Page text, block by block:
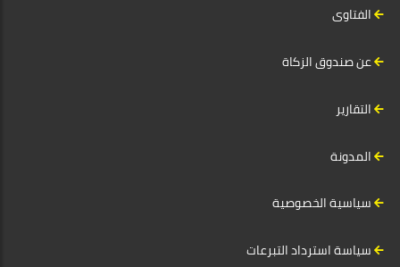
الفتاوى
عن صندوق الزكاة
التقارير
المدونة
سياسية الخصوصية
سياسة استرداد التبرعات